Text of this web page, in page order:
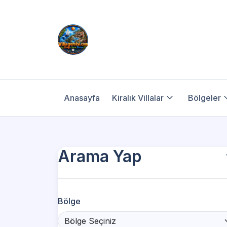
Anasayfa Kiralık Villalar Bölgeler
Arama Yap
Bölge